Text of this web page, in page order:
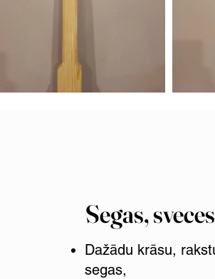
Segas, sveces
Dažādu krāsu,
segas,